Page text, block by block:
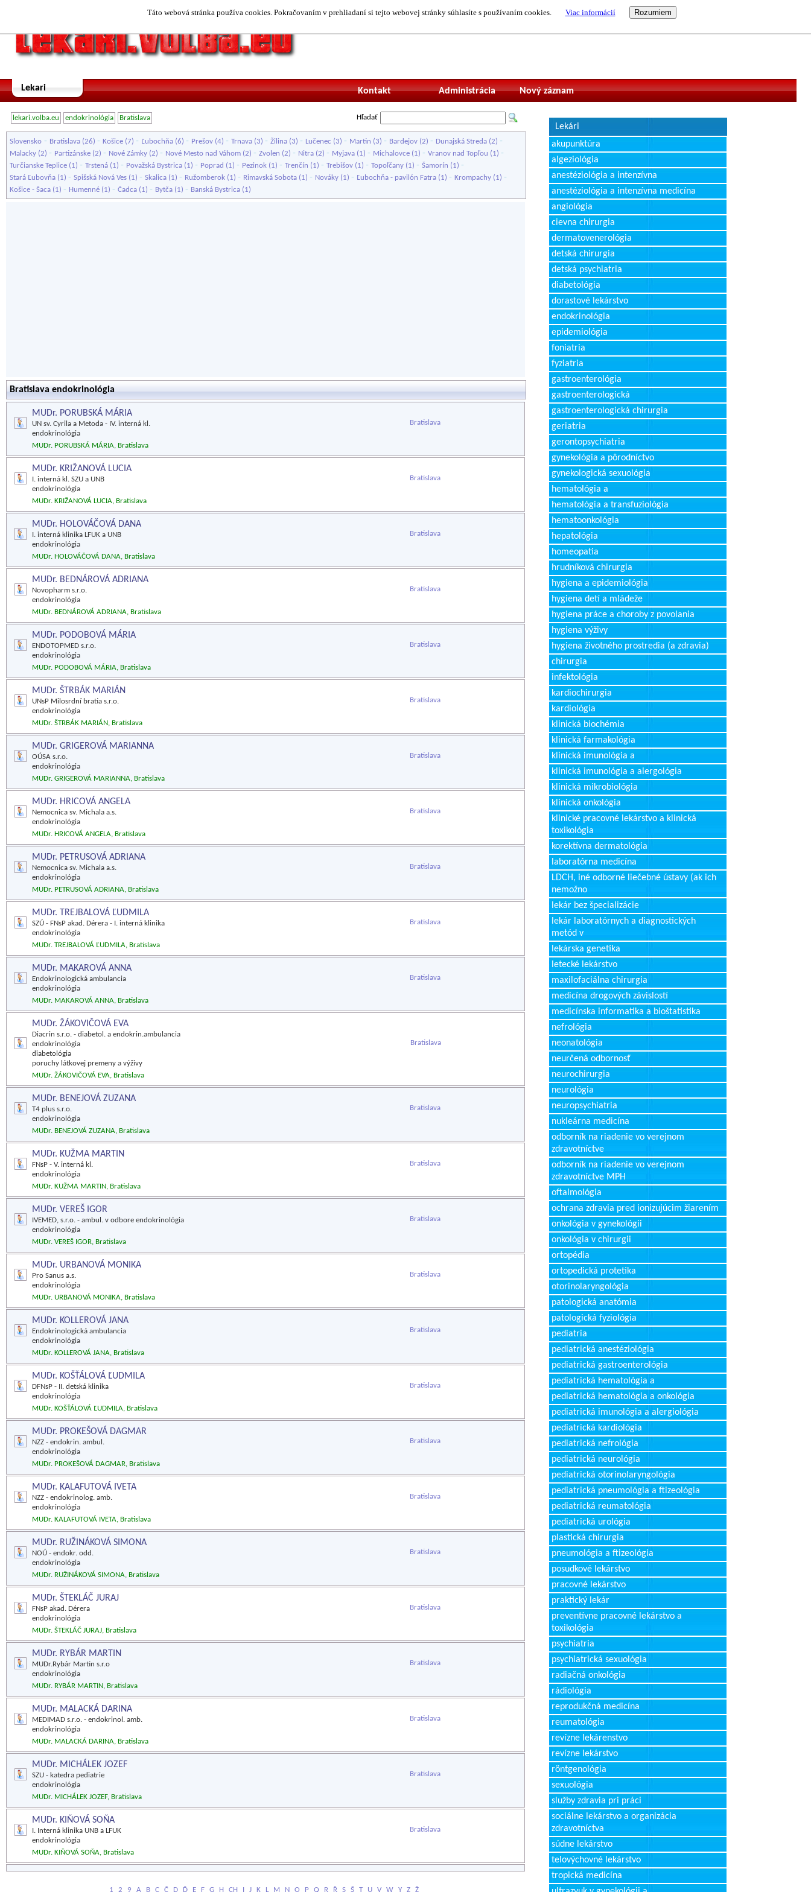
Táto webová stránka používa cookies. Pokračovaním v prehliadaní si tejto webovej stránky súhlasíte s používaním cookies. Viac informácií
Lekari Nový záznam
Administrácia
Kontakt
lekari.volba.eu endokrinológia Bratislava Hľadať
Slovensko - Bratislava (26) - Košice (7) - Ľubochňa (6) - Prešov (4) - Trnava (3) - Žilina (3) - Lučenec (3) - Martin (3) - Bardejov (2) - Dunajská Streda (2) -
Malacky (2) - Partizánske (2) - Nové Zámky (2) - Nové Mesto nad Váhom (2) - Zvolen (2) - Nitra (2) - Myjava (1) - Michalovce (1) - Vranov nad Topľou (1) -
Turčianske Teplice (1) - Trstená (1) - Považská Bystrica (1) - Poprad (1) - Pezinok (1) - Trenčín (1) - Trebišov (1) - Topoľčany (1) - Šamorín (1) -
Stará Ľubovňa (1) - Spišská Nová Ves (1) - Skalica (1) - Ružomberok (1) - Rimavská Sobota (1) - Nováky (1) - Ľubochňa - pavilón Fatra (1) - Krompachy (1) -
Košice - Šaca (1) - Humenné (1) - Čadca (1) - Bytča (1) - Banská Bystrica (1)
Bratislava endokrinológia
MUDr. PORUBSKÁ MÁRIA
UN sv. Cyrila a Metoda - IV. interná kl.
endokrinológia
Bratislava
MUDr. PORUBSKÁ MÁRIA, Bratislava
MUDr. KRIŽANOVÁ LUCIA
I. interná kl. SZU a UNB
endokrinológia
Bratislava
MUDr. KRIŽANOVÁ LUCIA, Bratislava
MUDr. HOLOVÁČOVÁ DANA
I. interná klinika LFUK a UNB
endokrinológia
Bratislava
MUDr. HOLOVÁČOVÁ DANA, Bratislava
MUDr. BEDNÁROVÁ ADRIANA
Novopharm s.r.o.
endokrinológia
Bratislava
MUDr. BEDNÁROVÁ ADRIANA, Bratislava
MUDr. PODOBOVÁ MÁRIA
ENDOTOPMED s.r.o.
endokrinológia
Bratislava
MUDr. PODOBOVÁ MÁRIA, Bratislava
MUDr. ŠTRBÁK MARIÁN
UNsP Milosrdní bratia s.r.o.
endokrinológia
Bratislava
MUDr. ŠTRBÁK MARIÁN, Bratislava
MUDr. GRIGEROVÁ MARIANNA
OÚSA s.r.o.
endokrinológia
Bratislava
MUDr. GRIGEROVÁ MARIANNA, Bratislava
MUDr. HRICOVÁ ANGELA
Nemocnica sv. Michala a.s.
endokrinológia
Bratislava
MUDr. HRICOVÁ ANGELA, Bratislava
MUDr. PETRUSOVÁ ADRIANA
Nemocnica sv. Michala a.s.
endokrinológia
Bratislava
MUDr. PETRUSOVÁ ADRIANA, Bratislava
MUDr. TREJBALOVÁ ĽUDMILA
SZÚ - FNsP akad. Dérera - I. interná klinika
endokrinológia
Bratislava
MUDr. TREJBALOVÁ ĽUDMILA, Bratislava
MUDr. MAKAROVÁ ANNA
Endokrinologická ambulancia
endokrinológia
Bratislava
MUDr. MAKAROVÁ ANNA, Bratislava
MUDr. ŽÁKOVIČOVÁ EVA
Diacrin s.r.o. - diabetol. a endokrin.ambulancia
endokrinológia
diabetológia
poruchy látkovej premeny a výživy
Bratislava
MUDr. ŽÁKOVIČOVÁ EVA, Bratislava
MUDr. BENEJOVÁ ZUZANA
T4 plus s.r.o.
endokrinológia
Bratislava
MUDr. BENEJOVÁ ZUZANA, Bratislava
MUDr. KUŽMA MARTIN
FNsP - V. interná kl.
endokrinológia
Bratislava
MUDr. KUŽMA MARTIN, Bratislava
MUDr. VEREŠ IGOR
IVEMED, s.r.o. - ambul. v odbore endokrinológia
endokrinológia
Bratislava
MUDr. VEREŠ IGOR, Bratislava
MUDr. URBANOVÁ MONIKA
Pro Sanus a.s.
endokrinológia
Bratislava
MUDr. URBANOVÁ MONIKA, Bratislava
MUDr. KOLLEROVÁ JANA
Endokrinologická ambulancia
endokrinológia
Bratislava
MUDr. KOLLEROVÁ JANA, Bratislava
MUDr. KOŠŤÁLOVÁ ĽUDMILA
DFNsP - II. detská klinika
endokrinológia
Bratislava
MUDr. KOŠŤÁLOVÁ ĽUDMILA, Bratislava
MUDr. PROKEŠOVÁ DAGMAR
NZZ - endokrin. ambul.
endokrinológia
Bratislava
MUDr. PROKEŠOVÁ DAGMAR, Bratislava
MUDr. KALAFUTOVÁ IVETA
NZZ - endokrinolog. amb.
endokrinológia
Bratislava
MUDr. KALAFUTOVÁ IVETA, Bratislava
MUDr. RUŽINÁKOVÁ SIMONA
NOÚ - endokr. odd.
endokrinológia
Bratislava
MUDr. RUŽINÁKOVÁ SIMONA, Bratislava
MUDr. ŠTEKLÁČ JURAJ
FNsP akad. Dérera
endokrinológia
Bratislava
MUDr. ŠTEKLÁČ JURAJ, Bratislava
MUDr. RYBÁR MARTIN
MUDr.Rybár Martin s.r.o
endokrinológia
Bratislava
MUDr. RYBÁR MARTIN, Bratislava
MUDr. MALACKÁ DARINA
MEDIMAD s.r.o. - endokrinol. amb.
endokrinológia
Bratislava
MUDr. MALACKÁ DARINA, Bratislava
MUDr. MICHÁLEK JOZEF
SZU - katedra pediatrie
endokrinológia
Bratislava
MUDr. MICHÁLEK JOZEF, Bratislava
MUDr. KIŇOVÁ SOŇA
I. Interná klinika UNB a LFUK
endokrinológia
Bratislava
MUDr. KIŇOVÁ SOŇA, Bratislava
1 2 9 A B C Č D Ď E F G H CH I J K L M N O P Q R Ř S Š T U V W Y Z Ž
Lekári
akupunktúra
algeziológia
anestéziológia a intenzívna
anestéziológia a intenzívna medicína
angiológia
cievna chirurgia
dermatovenerológia
detská chirurgia
detská psychiatria
diabetológia
dorastové lekárstvo
endokrinológia
epidemiológia
foniatria
fyziatria
gastroenterológia
gastroenterologická
gastroenterologická chirurgia
geriatria
gerontopsychiatria
gynekológia a pôrodníctvo
gynekologická sexuológia
hematológia a
hematológia a transfuziológia
hematoonkológia
hepatológia
homeopatia
hrudníková chirurgia
hygiena a epidemiológia
hygiena detí a mládeže
hygiena práce a choroby z povolania
hygiena výživy
hygiena životného prostredia (a zdravia)
chirurgia
infektológia
kardiochirurgia
kardiológia
klinická biochémia
klinická farmakológia
klinická imunológia a
klinická imunológia a alergológia
klinická mikrobiológia
klinická onkológia
klinické pracovné lekárstvo a klinická
toxikológia
korektívna dermatológia
laboratórna medicína
LDCH, iné odborné liečebné ústavy (ak ich
nemožno
lekár bez špecializácie
lekár laboratórnych a diagnostických
metód v
lekárska genetika
letecké lekárstvo
maxilofaciálna chirurgia
medicína drogových závislostí
medicínska informatika a bioštatistika
nefrológia
neonatológia
neurčená odbornosť
neurochirurgia
neurológia
neuropsychiatria
nukleárna medicína
odborník na riadenie vo verejnom
zdravotníctve
odborník na riadenie vo verejnom
zdravotníctve MPH
oftalmológia
ochrana zdravia pred ionizujúcim žiarením
onkológia v gynekológii
onkológia v chirurgii
ortopédia
ortopedická protetika
otorinolaryngológia
patologická anatómia
patologická fyziológia
pediatria
pediatrická anestéziológia
pediatrická gastroenterológia
pediatrická hematológia a
pediatrická hematológia a onkológia
pediatrická imunológia a alergiológia
pediatrická kardiológia
pediatrická nefrológia
pediatrická neurológia
pediatrická otorinolaryngológia
pediatrická pneumológia a ftizeológia
pediatrická reumatológia
pediatrická urológia
plastická chirurgia
pneumológia a ftizeológia
posudkové lekárstvo
pracovné lekárstvo
praktický lekár
preventívne pracovné lekárstvo a
toxikológia
psychiatria
psychiatrická sexuológia
radiačná onkológia
rádiológia
reprodukčná medicína
reumatológia
revízne lekárenstvo
revízne lekárstvo
röntgenológia
sexuológia
služby zdravia pri práci
sociálne lekárstvo a organizácia
zdravotníctva
súdne lekárstvo
telovýchovné lekárstvo
tropická medicína